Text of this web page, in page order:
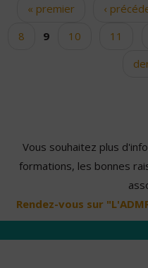
Pages« premier ‹
8
9 10 11
Vous souhaitez plus
formations, les bonnes
Rendez-vous sur